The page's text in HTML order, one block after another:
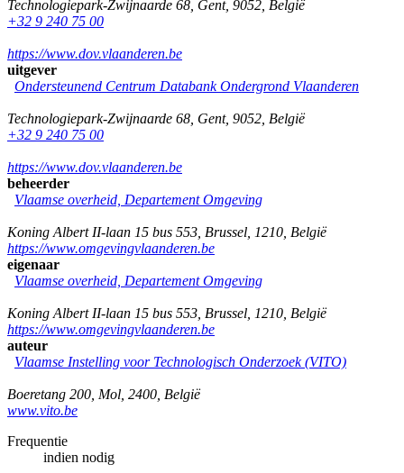
Technologiepark-Zwijnaarde 68 Gent, 9052 België
+32 9 240 75 00
https://www.dov.vlaanderen.be
uitgever
Ondersteunend Centrum Databank Ondergrond Vlaanderen
Technologiepark-Zwijnaarde 68 Gent, 9052 België
+32 9 240 75 00
https://www.dov.vlaanderen.be
beheerder
Vlaamse overheid, Departement Omgeving
Koning Albert II-laan 15 bus 553 Brussel 1210 België
https://www.omgevingvlaanderen.be
eigenaar
Vlaamse overheid, Departement Omgeving
Koning Albert II-laan 15 bus 553 Brussel 1210 België
https://www.omgevingvlaanderen.be
auteur
Vlaamse Instelling voor Technologisch Onderzoek (VITO)
Boeretang 200 Mol 2400 België
www.vito.be
Frequentie
indien nodig